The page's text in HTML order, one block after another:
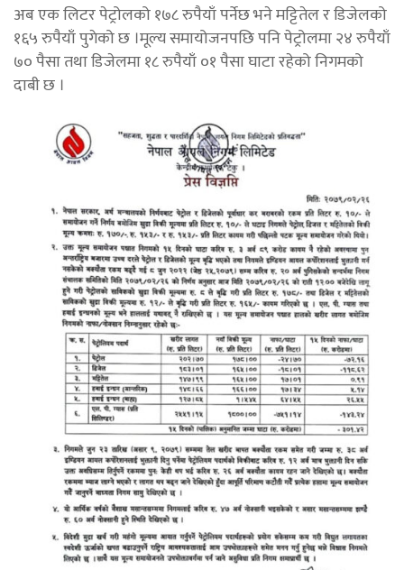
अब एक लिटर पेट्रोलको १७८ रुपैयाँ पर्नेछ भने मट्टितेल र डिजेलको
१६५ रुपैयाँ पुगेको छ ।मूल्य समायोजनपछि पनि पेट्रोलमा २४ रुपैयाँ
७० पैसा तथा डिजेलमा १८ रुपैयाँ ०१ पैसा घाटा रहेको निगमको
दाबी छ ।